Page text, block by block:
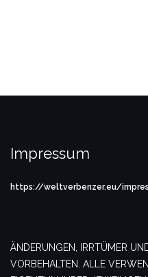
Impressum
https://weltverbenzer.eu/
ÄNDERUNGEN, IRRTÜMER
VORBEHALTEN. ALLE